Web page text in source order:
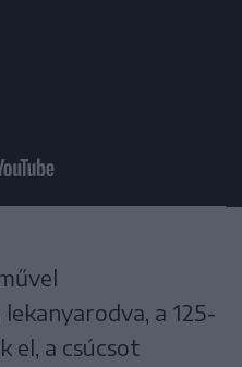
a 125-
el, a csúcsot